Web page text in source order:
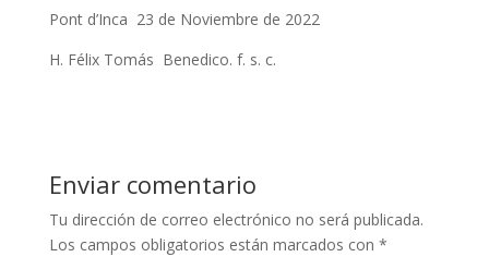
Pont d’Inca 23 de Noviembre de 2022
H. Félix Tomás Benedico. f. s. c.
Enviar comentario
Tu dirección de correo electrónico no será publicada.
Los campos obligatorios están marcados con *